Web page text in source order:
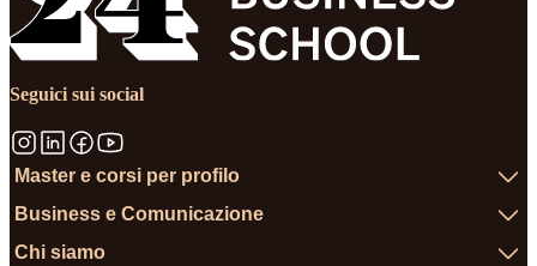
Seguici sui social
Master e corsi per profilo
Business e Comunicazione
Chi siamo